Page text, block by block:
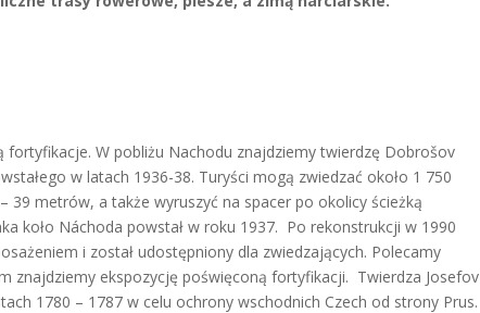
fortyfikacje. W pobliżu Nachodu znajdziemy twierdzę Dobrošov
w latach 1936-38. Turyści mogą zwiedzać około 1 750
metrów, a także wyruszyć na spacer po okolicy ścieżką
koło Náchoda powstał w roku 1937. Po rekonstrukcji w 1990
i został udostępniony dla zwiedzających. Polecamy
znajdziemy ekspozycję poświęconą fortyfikacji. Twierdza Josefov
1780 – 1787 w celu ochrony wschodnich Czech od strony Prus.